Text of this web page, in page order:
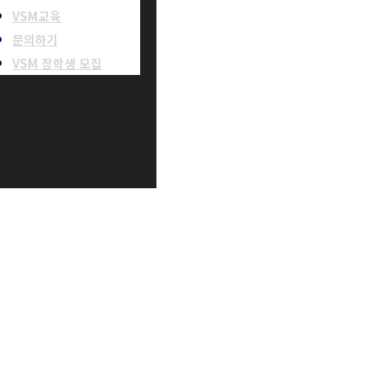
VSM교육
문의하기
VSM 장학생 모집